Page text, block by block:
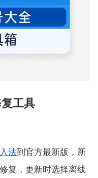
工具
法到官方最新版，新
复，更新时选择离线